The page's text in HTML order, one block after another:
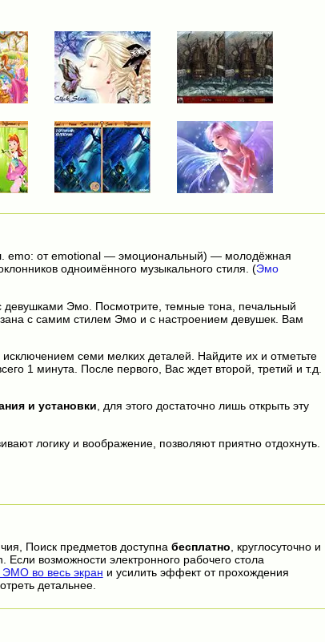
emo: от emotional — эмоциональный) — молодёжная
одноимённого музыкального стиля. (Эмо
девушками Эмо. Посмотрите, темные тона, печальный
с самим стилем Эмо и с настроением девушек. Вам
семи мелких деталей. Найдите их и отметьте
1 минута. После первого, Вас ждет второй, третий и т.д.
и установки, для этого достаточно лишь открыть эту
логику и воображение, позволяют приятно отдохнуть.
Поиск предметов доступна бесплатно , круглосуточно и
возможности электронного рабочего стола
во весь экран и усилить эффект от прохождения
детальнее.